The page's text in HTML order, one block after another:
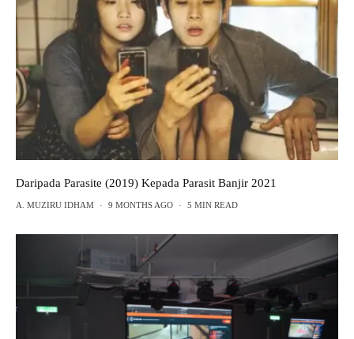
Daripada Parasite (2019) Kepada Parasit Banjir 2021
A. MUZIRU IDHAM · 9 MONTHS AGO · 5 MIN READ